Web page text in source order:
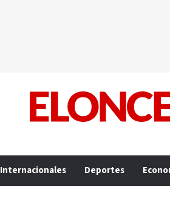
Internacionales Deportes